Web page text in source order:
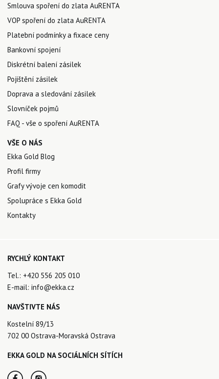
Smlouva spoření do zlata AuRENTA
VOP spoření do zlata AuRENTA
Platební podmínky a fixace ceny
Bankovní spojení
Diskrétní balení zásilek
Pojištění zásilek
Doprava a sledování zásilek
Slovníček pojmů
FAQ - vše o spoření AuRENTA
VŠE O NÁS
Ekka Gold Blog
Profil firmy
Grafy vývoje cen komodit
Spolupráce s Ekka Gold
Kontakty
RYCHLÝ KONTAKT
Tel.: +420 556 205 010
E-mail: info@ekka.cz
NAVŠTIVTE NÁS
Kostelní 89/13
702 00 Ostrava-Moravská Ostrava
EKKA GOLD NA SOCIÁLNÍCH SÍTÍCH